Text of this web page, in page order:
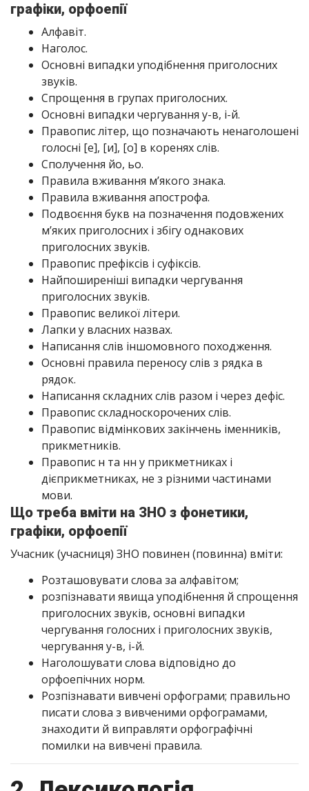
графіки, орфоепії
Алфавіт.
Наголос.
Основні випадки уподібнення приголосних
звуків.
Спрощення в групах приголосних.
Основні випадки чергування у-в, i-й.
Правопис літер, що позначають ненаголошені
голосні [е], [и], [о] в коренях слів.
Сполучення йо, ьо.
Правила вживання м’якого знака.
Правила вживання апострофа.
Подвоєння букв на позначення подовжених
м’яких приголосних і збігу однакових
приголосних звуків.
Правопис префіксів і суфіксів.
Найпоширеніші випадки чергування
приголосних звуків.
Правопис великої літери.
Лапки у власних назвах.
Написання слів іншомовного походження.
Основні правила переносу слів з рядка в
рядок.
Написання складних слів разом і через дефіс.
Правопис складноскорочених слів.
Правопис відмінкових закінчень іменників,
прикметників.
Правопис н та нн у прикметниках і
дієприкметниках, не з різними частинами
мови.
Що треба вміти на ЗНО з фонетики,
графіки, орфоепії
Учасник (учасниця) ЗНО повинен (повинна) вміти:
Розташовувати слова за алфавітом;
розпізнавати явища уподібнення й спрощення
приголосних звуків, основні випадки
чергування голосних і приголосних звуків,
чергування у-в, і-й.
Наголошувати слова відповідно до
орфоепічних норм.
Розпізнавати вивчені орфограми; правильно
писати слова з вивченими орфограмами,
знаходити й виправляти орфографічні
помилки на вивчені правила.